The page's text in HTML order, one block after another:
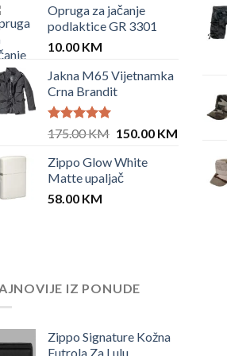
Opruga za jačanje
podlaktice GR 3301
10.00 KM
Jakna M65 Vijetnamka
Crna Brandit
Ocjenjeno
175.00KM Original
was:
175.00 KM.
150.00 KMCurrent
150.00
Zippo Glow White
Matte upaljač
58.00 KM
IZ PONUDE
Zippo Signature Kožna
Futrola Za Lulu